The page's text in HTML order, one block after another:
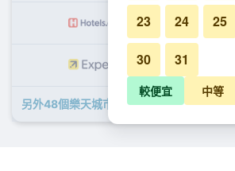
另外48個樂天城市飯店- 濟州機場​的優惠
23 24 25
30 31
較便宜 中等